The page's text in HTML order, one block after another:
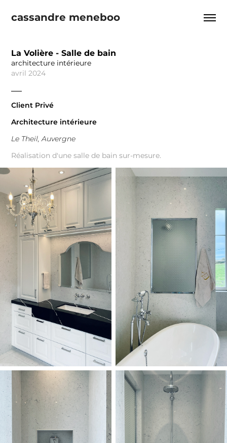
cassandre meneboo
La Volière - Salle de bain
architecture intérieure
avril 2024
___
Client Privé
Architecture intérieure
Le Theil, Auvergne
Réalisation d'une salle de bain sur-mesure.